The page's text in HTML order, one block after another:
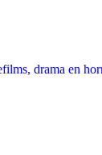
drama en